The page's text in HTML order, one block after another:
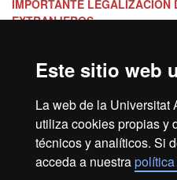
Este sitio web
La web de la Universitat
utiliza cookies propias y
técnicos y analíticos. Si
acceda a nuestra
IMPORTANTE LEGALIZACIÓN
EXTRANJEROS:
universidad extranjera,una vez
admisión al másterpor parte de
tener en cuenta que toda la
formalizar la matrícula deberá